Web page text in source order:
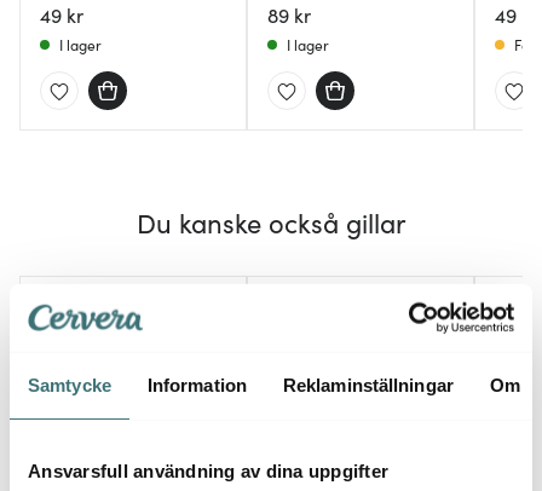
Samtycke Information Reklaminställningar Om
Ansvarsfull användning av dina uppgifter
49 kr
I lager
89 kr
I lager
49 kr
Få
Du kanske också gillar